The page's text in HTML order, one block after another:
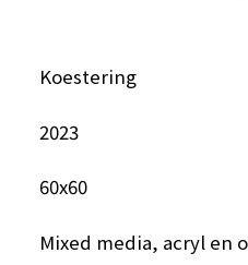
Koestering
2023
60x60
Mixed media, acryl en